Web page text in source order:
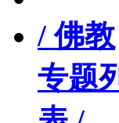
/ 佛教
专题